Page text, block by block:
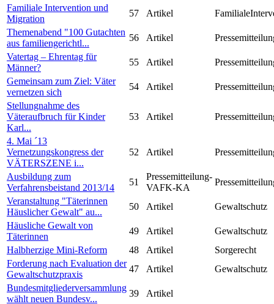
Familiale Intervention und
Migration
57 Artikel
Themenabend "100 Gutachten
aus familiengerichtl...
56 Artikel
Vatertag – Ehrentag für
Männer?
55 Artikel
Gemeinsam zum Ziel: Väter
vernetzen sich
54 Artikel
Stellungnahme des
Väteraufbruch für Kinder
Karl...
53 Artikel
4. Mai ´13
Vernetzungskongress der
VÄTERSZENE i...
52 Artikel
Ausbildung zum
Verfahrensbeistand 2013/14
51
Pressemitteilung-
VAFK-KA
Veranstaltung "Täterinnen
Häuslicher Gewalt" au...
50 Artikel
Gewaltschutz
Häusliche Gewalt von
Täterinnen
49 Artikel
Gewaltschutz
Halbherzige Mini-Reform
48 Artikel
Sorgerecht
Forderung nach Evaluation der
Gewaltschutzpraxis
47 Artikel
Gewaltschutz
Bundesmitgliederversammlung
wählt neuen Bundesv...
39
Artikel